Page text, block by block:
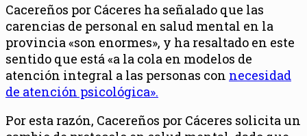
Cacereños por Cáceres ha señalado que las
carencias de personal en salud mental en la
provincia «son enormes», y ha resaltado en este
sentido que está «a la cola en modelos de
atención integral a las personas con necesidad
de atención psicológica».
Por esta razón, Cacereños por Cáceres solicita un